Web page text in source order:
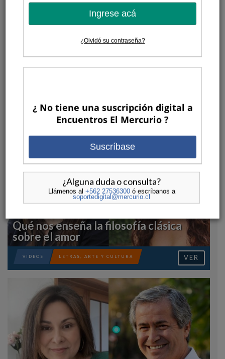
Download File: https://encuentrosvid.emol.cl/wp-
TE PUEDE INTERESAR:
Qué nos enseña la filosofía clásica
sobre el amor
LETRAS, ARTE Y CULTURA
VIDEOS VER
Ingrese acá
¿Olvidó su contraseña?
¿ No tiene una suscripción digital a
Encuentros El Mercurio ?
Suscríbase
¿Alguna duda o consulta?
Llámenos al +562 27536300ó escríbanos a
soportedigital@mercurio.cl